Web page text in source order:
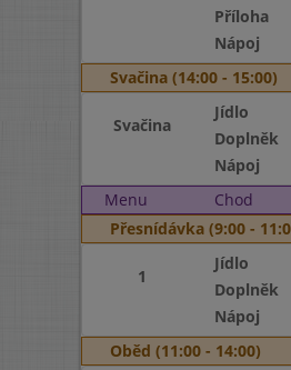
Příloha
Nápoj
Svačina (14:00 - 15:00)
Svačina
Jídlo
Doplněk
Nápoj
Menu
Chod
Přesnídávka (9:00 -
1
Jídlo
Doplněk
Nápoj
Oběd (11:00 - 14:00)